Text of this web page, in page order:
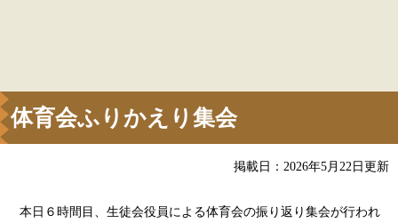
体育会ふりかえり集会
掲載日：2026年5月22日更新
本日６時間目、生徒会役員による体育会の振り返り集会が行われ